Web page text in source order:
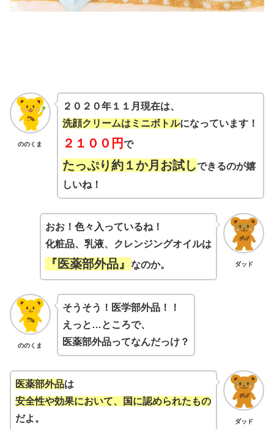
ののくま
２０２０年１１月現在は、
洗顔クリームはミニボトルになっています！
２１００円で
たっぷり約１か月お試しできるのが嬉
しいね！
ダッド
おお！色々入っているね！
化粧品、乳液、クレンジングオイルは
『医薬部外品』なのか。
ののくま
そうそう！医学部外品！！
えっと…ところで、
医薬部外品ってなんだっけ？
ダッド
医薬部外品は
安全性や効果において、国に認められたもの
だよ。